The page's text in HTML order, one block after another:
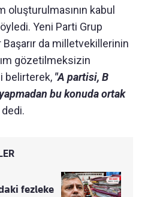
oluşturulmasının kabul
Yeni Parti Grup
da milletvekillerinin
gözetilmeksizin
belirterek, "A partisi, B
bu konuda ortak
dedi.
fezleke